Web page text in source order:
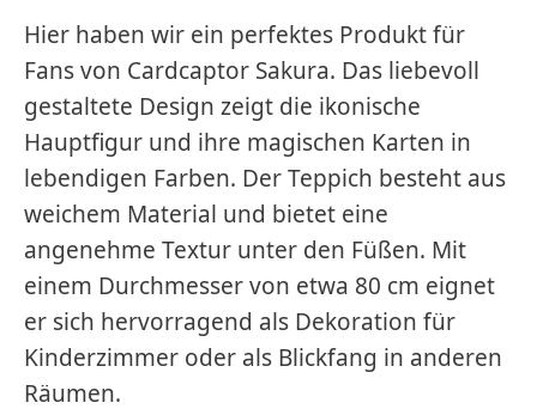
Hier haben wir ein perfektes Produkt für
Fans von Cardcaptor Sakura. Das liebevoll
gestaltete Design zeigt die ikonische
Hauptfigur und ihre magischen Karten in
lebendigen Farben. Der Teppich besteht aus
weichem Material und bietet eine
angenehme Textur unter den Füßen. Mit
einem Durchmesser von etwa 80 cm eignet
er sich hervorragend als Dekoration für
Kinderzimmer oder als Blickfang in anderen
Räumen.